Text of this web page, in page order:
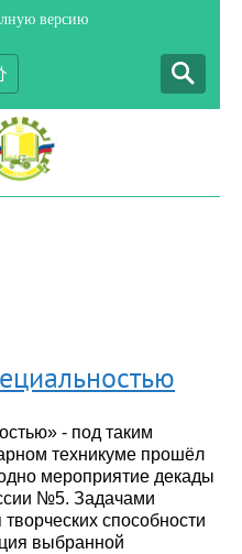
версию
- под таким
техникуме прошёл
мероприятие декады
№5. Задачами
способности
выбранной